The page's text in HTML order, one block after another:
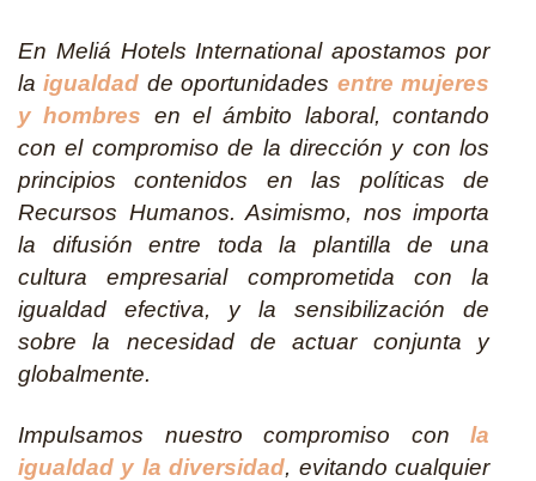
En Meliá Hotels International apostamos por
laigualdad de oportunidades entre mujeres
y hombres en el ámbito laboral, contando
con el compromiso de la dirección y con los
principios contenidos en las políticas de
Recursos Humanos. Asimismo, nos importa
la difusión entre toda la plantilla de una
cultura empresarial comprometida con la
igualdad efectiva, y la sensibilización de
sobre la necesidad de actuar conjunta y
globalmente.
Impulsamos nuestro compromiso con la
igualdad y la diversidad, evitando cualquier